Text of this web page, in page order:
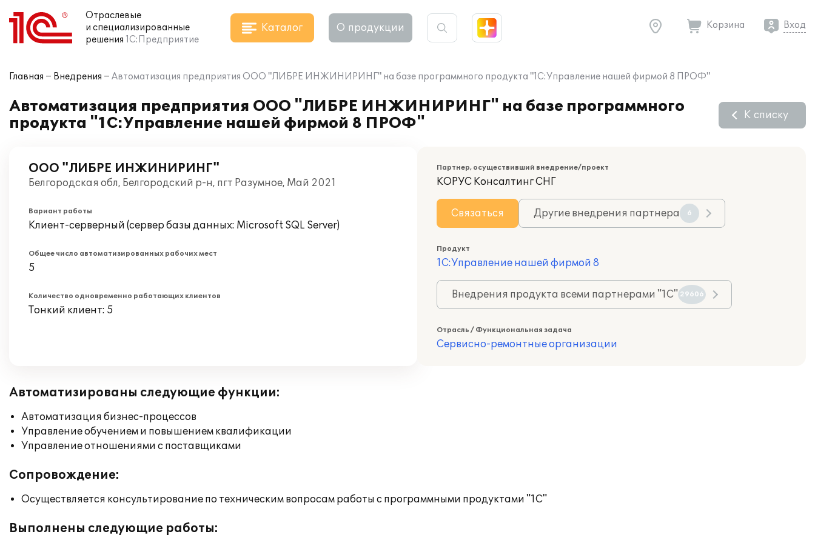
Отраслевые
и специализированные
решения 1С:Предприятие
Каталог О продукции Корзина Вход
Главная Внедрения Автоматизация предприятия ООО "ЛИБРЕ ИНЖИНИРИНГ" на базе программного продукта "1С:Управление нашей фирмой 8 ПРОФ"
Автоматизация предприятия ООО "ЛИБРЕ ИНЖИНИРИНГ" на базе программного
продукта "1С:Управление нашей фирмой 8 ПРОФ"
К списку
ООО "ЛИБРЕ ИНЖИНИРИНГ"
Белгородская обл, Белгородский р-н, пгт Разумное, Май 2021
Вариант работы
Клиент-серверный (сервер базы данных: Microsoft SQL Server)
Общее число автоматизированных рабочих мест
5
Количество одновременно работающих клиентов
Тонкий клиент: 5
Партнер, осуществивший внедрение/проект
КОРУС Консалтинг СНГ
Связаться Другие внедрения партнера 6
Продукт
1С:Управление нашей фирмой 8
Внедрения продукта всеми партнерами "1С" 29606
Отрасль / Функциональная задача
Сервисно-ремонтные организации
Автоматизированы следующие функции:
Автоматизация бизнес-процессов
Управление обучением и повышением квалификации
Управление отношениями с поставщиками
Сопровождение:
Осуществляется консультирование по техническим вопросам работы с программными продуктами "1С"
Выполнены следующие работы: